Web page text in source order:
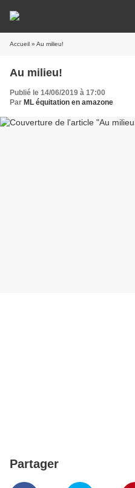
Accueil » Au milieu!
Au milieu!
Publié le 14/06/2019 à 17:00
Par ML équitation en amazone
Partager